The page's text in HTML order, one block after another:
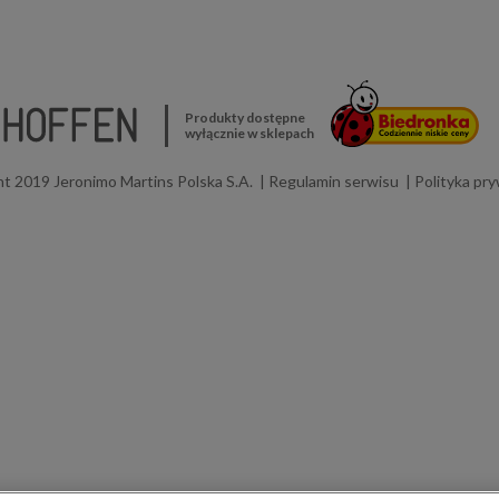
Produkty dostępne
wyłącznie w sklepach
2019 Jeronimo Martins Polska S.A. Regulamin serwisu Polityka